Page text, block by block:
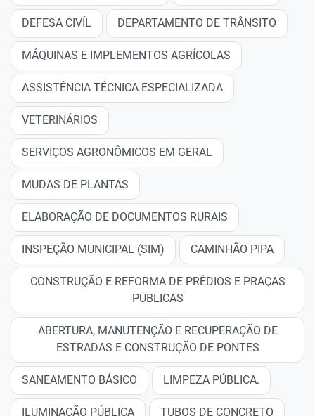
DEFESA CIVÍL DEPARTAMENTO DE TRÂNSITO
MÁQUINAS E IMPLEMENTOS AGRÍCOLAS
ASSISTÊNCIA TÉCNICA ESPECIALIZADA
VETERINÁRIOS
SERVIÇOS AGRONÔMICOS EM GERAL
MUDAS DE PLANTAS
ELABORAÇÃO DE DOCUMENTOS RURAIS
INSPEÇÃO MUNICIPAL (SIM) CAMINHÃO PIPA
CONSTRUÇÃO E REFORMA DE PRÉDIOS E PRAÇAS
PÚBLICAS
ABERTURA, MANUTENÇÃO E RECUPERAÇÃO DE
ESTRADAS E CONSTRUÇÃO DE PONTES
SANEAMENTO BÁSICO LIMPEZA PÚBLICA.
ILUMINAÇÃO PÚBLICA TUBOS DE CONCRETO